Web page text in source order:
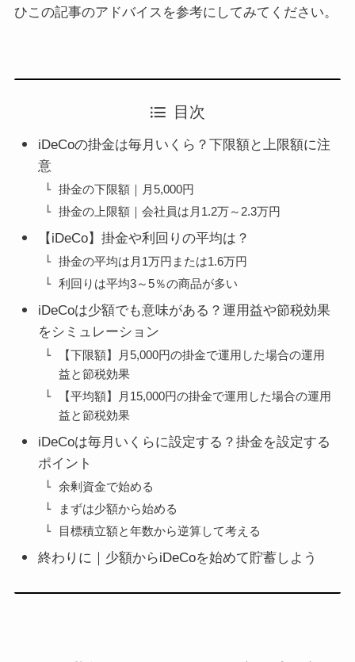
ひこの記事のアドバイスを参考にしてみてください。
目次
iDeCoの掛金は毎月いくら？下限額と上限額に注
意
掛金の下限額｜月5,000円
掛金の上限額｜会社員は月1.2万～2.3万円
【iDeCo】掛金や利回りの平均は？
掛金の平均は月1万円または1.6万円
利回りは平均3～5％の商品が多い
iDeCoは少額でも意味がある？運用益や節税効果
をシミュレーション
【下限額】月5,000円の掛金で運用した場合の運用
益と節税効果
【平均額】月15,000円の掛金で運用した場合の運用
益と節税効果
iDeCoは毎月いくらに設定する？掛金を設定する
ポイント
余剰資金で始める
まずは少額から始める
目標積立額と年数から逆算して考える
終わりに｜少額からiDeCoを始めて貯蓄しよう